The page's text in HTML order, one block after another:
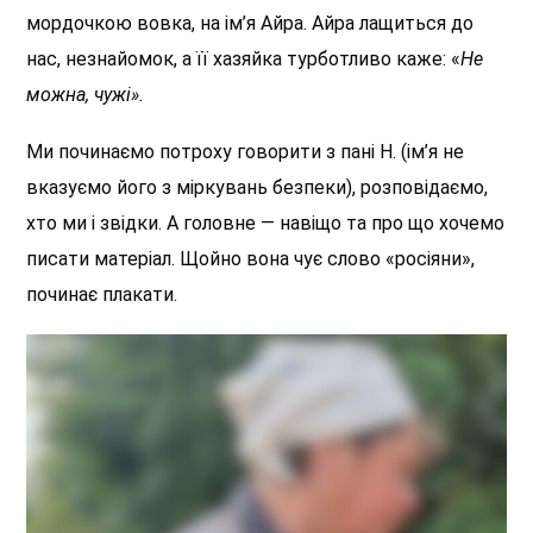
мордочкою вовка, на ім’я Айра. Айра лащиться до
нас, незнайомок, а її хазяйка турботливо каже: «Не
можна, чужі».
Ми починаємо потроху говорити з пані Н. (ім’я не
вказуємо його з міркувань безпеки), розповідаємо,
хто ми і звідки. А головне — навіщо та про що хочемо
писати матеріал. Щойно вона чує слово «росіяни»,
починає плакати.